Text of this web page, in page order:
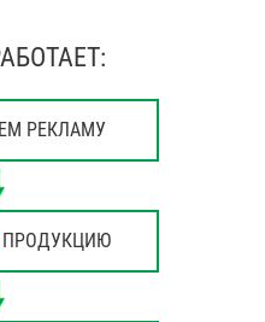
РЕКЛАМУ
ПРОДУКЦИЮ